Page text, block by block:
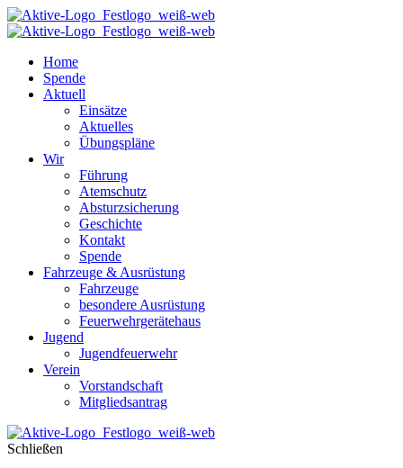
Home
Spende
Aktuell
Einsätze
Aktuelles
Übungspläne
Wir
Führung
Atemschutz
Absturzsicherung
Geschichte
Kontakt
Spende
Fahrzeuge & Ausrüstung
Fahrzeuge
besondere Ausrüstung
Feuerwehrgerätehaus
Jugend
Jugendfeuerwehr
Verein
Vorstandschaft
Mitgliedsantrag
Schließen